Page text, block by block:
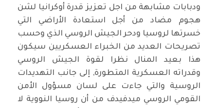
ودبابات مشابهة من اجل تعزيز قدرة أوكرانيا لشن
هجوم مضاد من أجل استعادة الأراضي التي
خسرتها لروسيا ودحر الجيش الروسي الذي وحسب
تصريحات العديد من الخبراء العسكريين سيكون
هذا بعيد المنال نظرا لقوة الجيش الروسي
وقدراته العسكرية المتطورة, إلى جانب التهديدات
الروسية والتي جاءت على لسان مسؤول الأمن
القومي الروسي ميدفيدف من أن روسيا النووية لا